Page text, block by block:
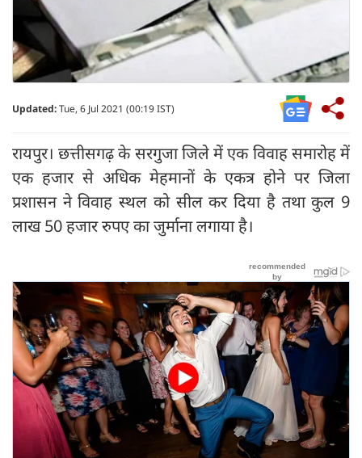
Updated:Tue, 6 Jul 2021 (00:19 IST)
रायपुर। छत्तीसगढ़ के सरगुजा जिले में एक विवाह समारोह में
एक हजार से अधिक मेहमानों के एकत्र होने पर जिला
प्रशासन ने विवाह स्थल को सील कर दिया है तथा कुल 9
लाख 50 हजार रुपए का जुर्माना लगाया है।